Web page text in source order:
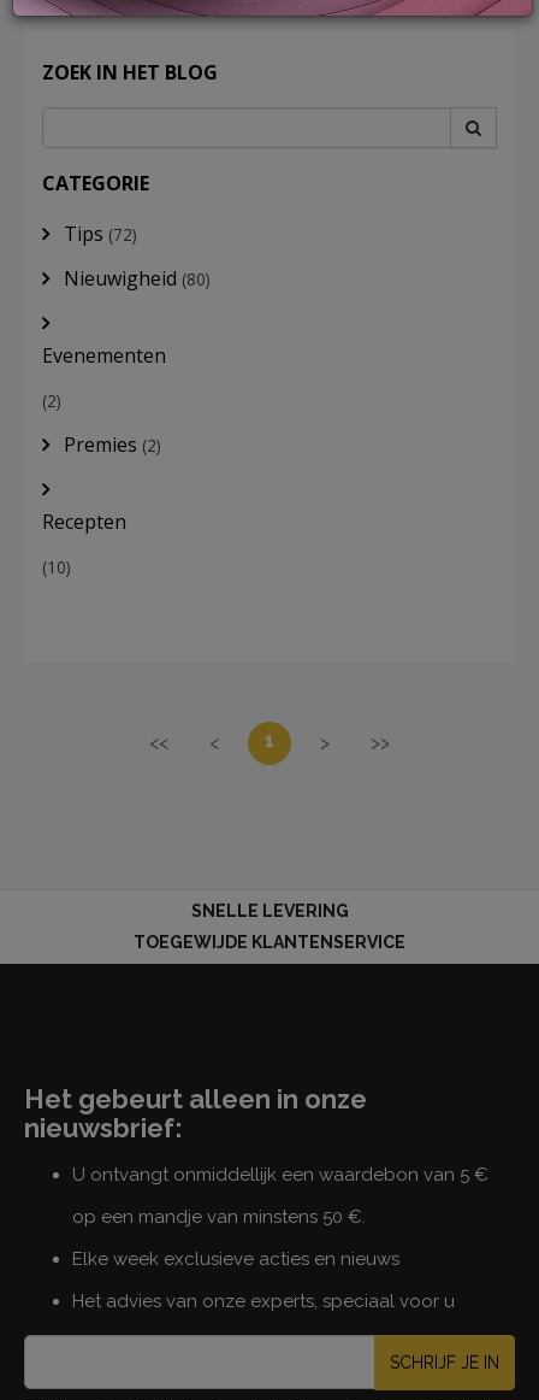
LOG
ZOEK IN HET BLOG
CATEGORIE
Tips (72)
Nieuwigheid (80)
Evenementen
(2)
Premies (2)
Recepten
(10)
<< < 1 > >>
SNELLE LEVERING
TOEGEWIJDE KLANTENSERVICE
Het gebeurt alleen in onze
nieuwsbrief:
U ontvangt onmiddellijk een waardebon van 5 €
op een mandje van minstens 50 €.
Elke week exclusieve acties en nieuws
Het advies van onze experts, speciaal voor u
SCHRIJF JE IN